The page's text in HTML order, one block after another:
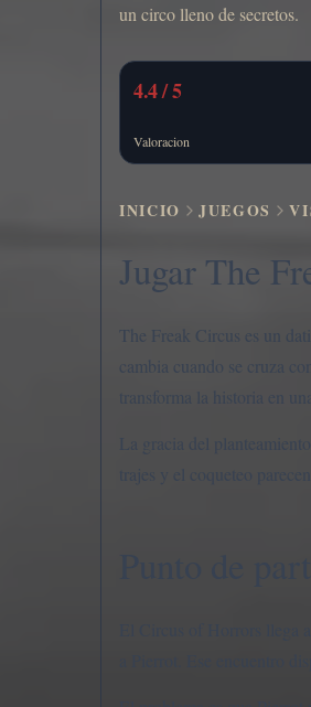
un circo lleno de secretos.
4.4 / 5
Valoracion
INICIO JUEGOS
Jugar The
The Freak Circus es un
cambia cuando se cruza
transforma la historia en
La gracia del
trajes y el coqueteo
El Circus of Horrors llega